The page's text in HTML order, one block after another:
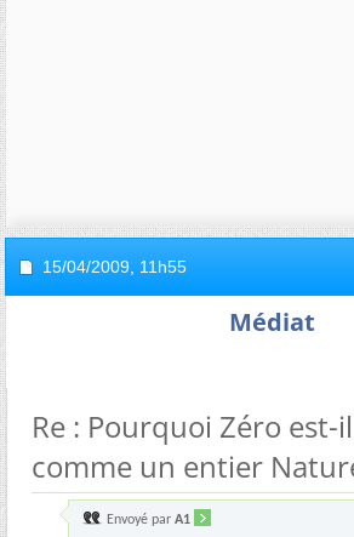
15/04/2009, 11h55
Médiat
Re : Pourquoi Zéro est-
comme un entier
Envoyé par A1